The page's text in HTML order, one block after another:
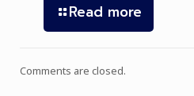
Read more
Comments are closed.